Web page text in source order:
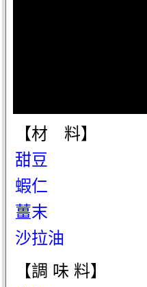
【材 料】
甜豆
蝦仁
薑末
沙拉油
【調 味 料】